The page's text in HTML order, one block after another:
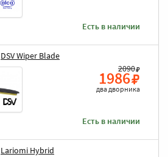
Есть в наличии
DSV Wiper Blade
2090
1986
два дворника
Есть в наличии
Lariomi Hybrid